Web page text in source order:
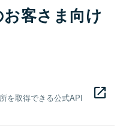
客さま向け
を取得できる公式API